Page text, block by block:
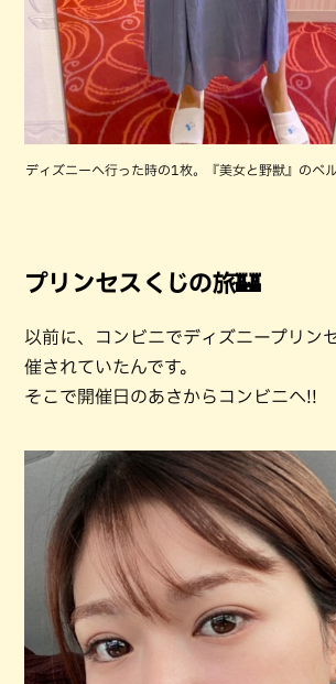
ディズニーへ行った時の1枚。『美女と野獣』のベ
プリンセスくじの旅🏰
以前に、コンビニでディズニープリン
催されていたんです。
そこで開催日のあさからコンビニへ!!